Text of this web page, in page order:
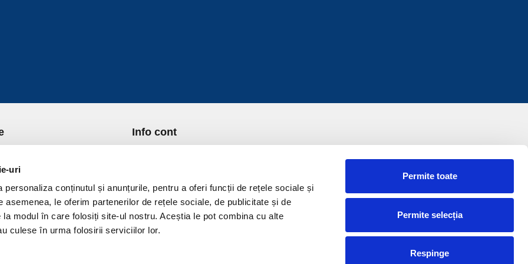
uri
personaliza conținutul și anunțurile, pentru a oferi funcții de rețele sociale și
asemenea, le oferim partenerilor de rețele sociale, de publicitate și de
modul în care folosiți site-ul nostru. Aceștia le pot combina cu alte
culese în urma folosirii serviciilor lor.
Permite toate
Permite selecția
Respinge
si Plata
de Returnare
de confidentialitate
Cookies
si conditii
Info cont
Lista Favorite
GDPR - Protectia datelor
Contact